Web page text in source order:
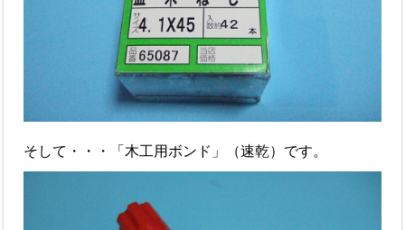
そして・・・「木工用ボンド」（速乾）です。